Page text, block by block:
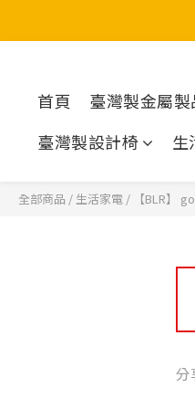
首頁 臺灣製金屬製
臺灣製設計椅
生
全部商品 / 生活家電 / 【BLR】
分